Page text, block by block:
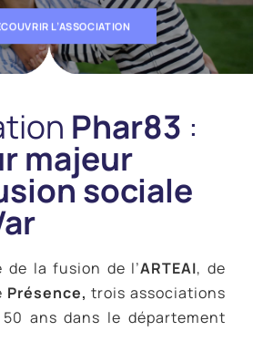
L’ASSOCIATION
Phar83 :
majeur
sociale
de la fusion de l’ARTEAI, de
Présence,trois associations
ans dans le département